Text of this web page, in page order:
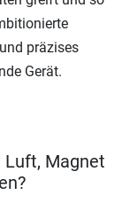
präzises
Gerät.
Luft, Magnet